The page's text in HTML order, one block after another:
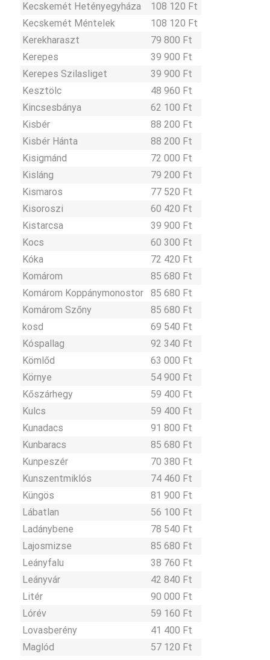
Kecskemét Hetényegyháza
108 120 Ft
Kecskemét Méntelek
108 120 Ft
Kerekharaszt
79 800 Ft
Kerepes
39 900 Ft
Kerepes Szilasliget
39 900 Ft
Kesztölc
48 960 Ft
Kincsesbánya
62 100 Ft
Kisbér
88 200 Ft
Kisbér Hánta
88 200 Ft
Kisigmánd
72 000 Ft
Kisláng
79 200 Ft
Kismaros
77 520 Ft
Kisoroszi
60 420 Ft
Kistarcsa
39 900 Ft
Kocs
60 300 Ft
Kóka
72 420 Ft
Komárom
85 680 Ft
Komárom Koppánymonostor
85 680 Ft
Komárom Szőny
85 680 Ft
kosd
69 540 Ft
Kóspallag
92 340 Ft
Kömlőd
63 000 Ft
Környe
54 900 Ft
Kőszárhegy
59 400 Ft
Kulcs
59 400 Ft
Kunadacs
91 800 Ft
Kunbaracs
85 680 Ft
Kunpeszér
70 380 Ft
Kunszentmiklós
74 460 Ft
Küngös
81 900 Ft
Lábatlan
56 100 Ft
Ladánybene
78 540 Ft
Lajosmizse
85 680 Ft
Leányfalu
38 760 Ft
Leányvár
42 840 Ft
Litér
90 000 Ft
Lórév
59 160 Ft
Lovasberény
41 400 Ft
Maglód
57 120 Ft